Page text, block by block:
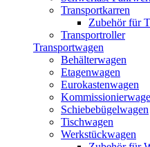
Transportkarren
Zubehör für
Transportroller
Transportwagen
Behälterwagen
Etagenwagen
Eurokastenwagen
Schiebebügelwagen
Tischwagen
Werkstückwagen